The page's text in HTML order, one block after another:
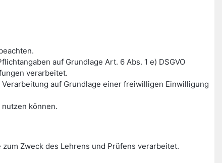
auf Grundlage Art. 6 Abs. 1 e) DSGVO
verarbeitet.
auf Grundlage einer freiwilligen Einwilligung
können.
Zweck des Lehrens und Prüfens verarbeitet.